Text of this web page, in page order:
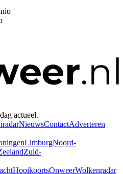
actueel.
NieuwsContactAdverteren
LimburgNoord-
Zuid-
HooikoortsOnweerWolkenradar